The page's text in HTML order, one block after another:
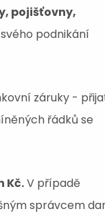
pojišťovny,
podnikání
záruky -
řádků se
Kč.V případě
správcem